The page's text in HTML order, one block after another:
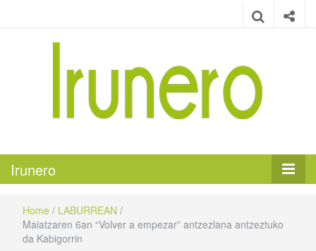
Irunero
Home / LABURREAN /
Maiatzaren 6an “Volver a empezar” antzezlana antzeztuko
da Kabigorrin